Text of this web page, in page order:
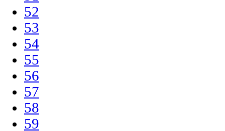
52
53
54
55
56
57
58
59